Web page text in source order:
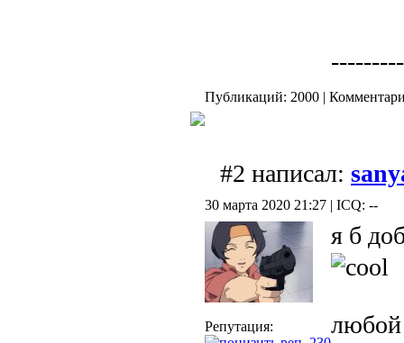
Публикаций: 2000 |
#2 написал:
30 марта 2020 21:27 | ICQ: --
Репутация:
я б
любой